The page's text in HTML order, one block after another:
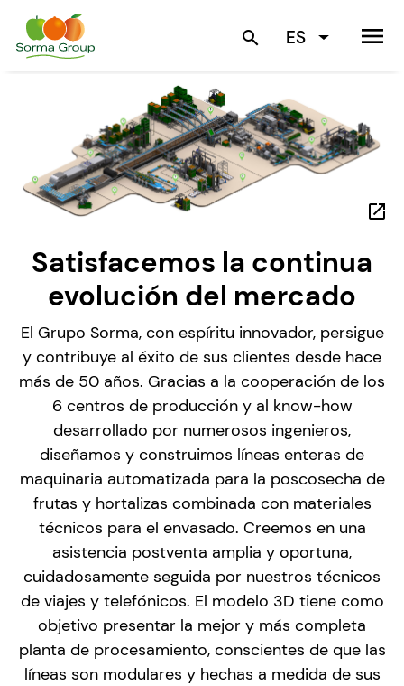
search ES menu
open_in_new
Satisfacemos la continua
evolución del mercado
El Grupo Sorma, con espíritu innovador, persigue
y contribuye al éxito de sus clientes desde hace
más de 50 años. Gracias a la cooperación de los
6 centros de producción y al know-how
desarrollado por numerosos ingenieros,
diseñamos y construimos líneas enteras de
maquinaria automatizada para la poscosecha de
frutas y hortalizas combinada con materiales
técnicos para el envasado. Creemos en una
asistencia postventa amplia y oportuna,
cuidadosamente seguida por nuestros técnicos
de viajes y telefónicos. El modelo 3D tiene como
objetivo presentar la mejor y más completa
planta de procesamiento, conscientes de que las
líneas son modulares y hechas a medida de sus